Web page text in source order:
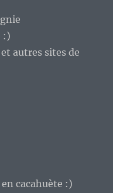
:)
autres sites de
cacahuète :)